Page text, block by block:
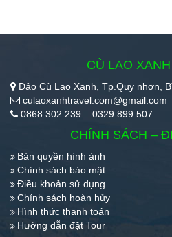
CÙ LAO
Đảo Cù Lao Xanh, Tp.Quy nhơn,
culaoxanhtravel.com@gmail.com
0868 302 239 – 0329 899 507
CHÍNH SÁCH –
Bản quyền hình ảnh
Chính sách bảo mật
Điều khoản sử dụng
Chính sách hoàn hủy
Hình thức thanh toán
Hướng dẫn đặt Tour